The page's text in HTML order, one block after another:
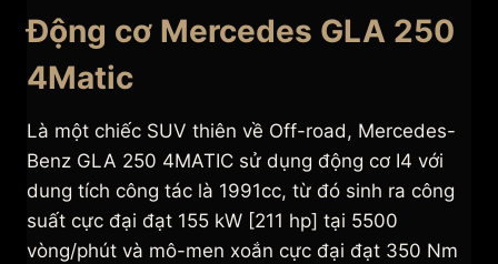
Động cơ Mercedes GLA 250
4Matic
Là một chiếc SUV thiên về Off-road, Mercedes-
Benz GLA 250 4MATIC sử dụng động cơ I4 với
dung tích công tác là 1991cc, từ đó sinh ra công
suất cực đại đạt 155 kW [211 hp] tại 5500
vòng/phút và mô-men xoắn cực đại đạt 350 Nm